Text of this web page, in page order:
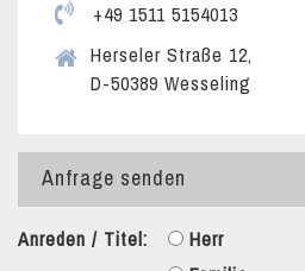
+49 1511 5154013
Herseler Straße 12,
D-50389 Wesseling
Anfrage senden
Anreden / Titel: Herr